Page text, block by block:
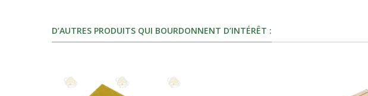
D’AUTRES PRODUITS QUI BOURDONNENT D’INTÉRÊT :